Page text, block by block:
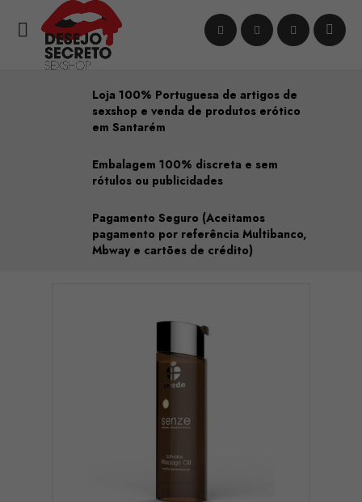

Loja 100% Portuguesa de artigos de
sexshop e venda de produtos erótico
em Santarém
Embalagem 100% discreta e sem
rótulos ou publicidades
Pagamento Seguro (Aceitamos
pagamento por referência Multibanco,
Mbway e cartões de crédito)